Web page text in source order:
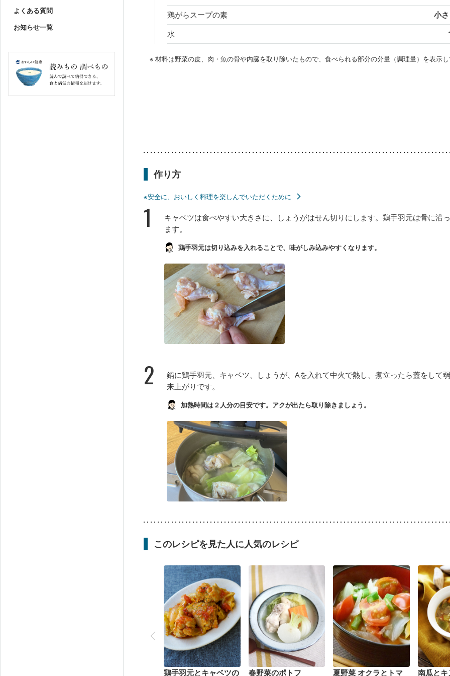
よくある質問
お知らせ一覧
鶏がらスープの素
小
水
※ 材料は野菜の皮、肉・魚の骨や内臓を取り除いたもので、食べられる部分の分量（調理量）を表示し
作り方
※安全に、おいしく料理を楽しんでいただくために
1
キャベツは食べやすい大きさに、しょうがはせん切りにします。鶏手羽元は骨に沿
ます。
鶏手羽元は切り込みを入れることで、味がしみ込みやすくなります。
2
鍋に鶏手羽元、キャベツ、しょうが、Aを入れて中火で熱し、煮立ったら蓋をして
来上がりです。
加熱時間は２人分の目安です。アクが出たら取り除きましょう。
このレシピを見た人に人気のレシピ
鶏手羽元とキャベツの 春野菜のポトフ 夏野菜 オクラとトマ 南瓜と